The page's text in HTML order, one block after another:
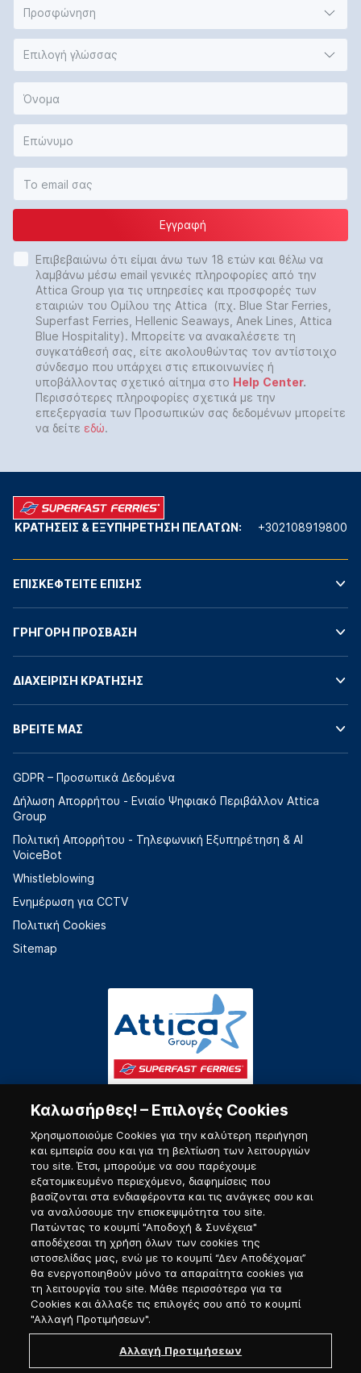
Προσφώνηση
Επιλογή γλώσσας
Εγγραφή
Επιβεβαιώνω ότι είμαι άνω των 18 ετών και θέλω να
λαμβάνω μέσω email γενικές πληροφορίες από την
Attica Group για τις υπηρεσίες και προσφορές των
εταιριών του Ομίλου της Attica (πχ. Blue Star Ferries,
Superfast Ferries, Hellenic Seaways, Anek Lines, Attica
Blue Hospitality). Μπορείτε να ανακαλέσετε τη
συγκατάθεσή σας, είτε ακολουθώντας τον αντίστοιχο
σύνδεσμο που υπάρχει στις επικοινωνίες ή
υποβάλλοντας σχετικό αίτημα στο Help Center.
Περισσότερες πληροφορίες σχετικά με την
επεξεργασία των Προσωπικών σας δεδομένων μπορείτε
να δείτε εδώ.
ΚΡΑΤΗΣΕΙΣ & ΕΞΥΠΗΡΕΤΗΣΗ ΠΕΛΑΤΩΝ: +302108919800
ΕΠΙΣΚΕΦΤΕΙΤΕ ΕΠΙΣΗΣ
ΓΡΗΓΟΡΗ ΠΡΟΣΒΑΣΗ
ΔΙΑΧΕΙΡΙΣΗ ΚΡΑΤΗΣΗΣ
ΒΡΕΙΤΕ ΜΑΣ
GDPR – Προσωπικά Δεδομένα
Δήλωση Απορρήτου - Ενιαίο Ψηφιακό Περιβάλλον Attica
Group
Πολιτική Απορρήτου - Τηλεφωνική Εξυπηρέτηση & AI
VoiceBot
Whistleblowing
Ενημέρωση για CCTV
Πολιτική Cookies
Sitemap
Πύλη Ναυτικού
Καλωσήρθες! – Επιλογές Cookies
Χρησιμοποιούμε Cookies για την καλύτερη περιήγηση
και εμπειρία σου και για τη βελτίωση των λειτουργιών
του site. Έτσι, μπορούμε να σου παρέχουμε
εξατομικευμένο περιεχόμενο, διαφημίσεις που
βασίζονται στα ενδιαφέροντα και τις ανάγκες σου και
να αναλύσουμε την επισκεψιμότητα του site.
Πατώντας το κουμπί "Αποδοχή & Συνέχεια"
αποδέχεσαι τη χρήση όλων των cookies της
ιστοσελίδας μας, ενώ με το κουμπί “Δεν Αποδέχομαι”
θα ενεργοποιηθούν μόνο τα απαραίτητα cookies για
τη λειτουργία του site. Μάθε περισσότερα για τα
Cookies και άλλαξε τις επιλογές σου από το κουμπί
"Αλλαγή Προτιμήσεων".
Αλλαγή Προτιμήσεων